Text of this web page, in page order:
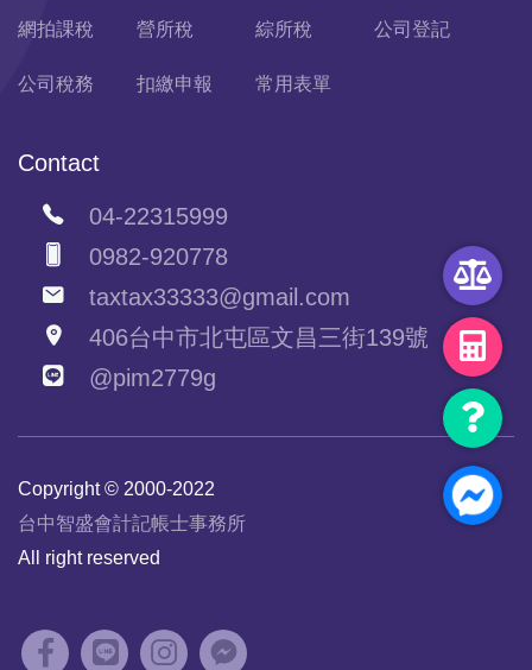
網拍課稅 營所稅 綜所稅 公司登記
公司稅務 扣繳申報 常用表單
Contact
04-22315999
0982-920778
taxtax33333@gmail.com
406台中市北屯區文昌三街139號
@pim2779g
Copyright © 2000-2022
台中智盛會計記帳士事務所
All right reserved